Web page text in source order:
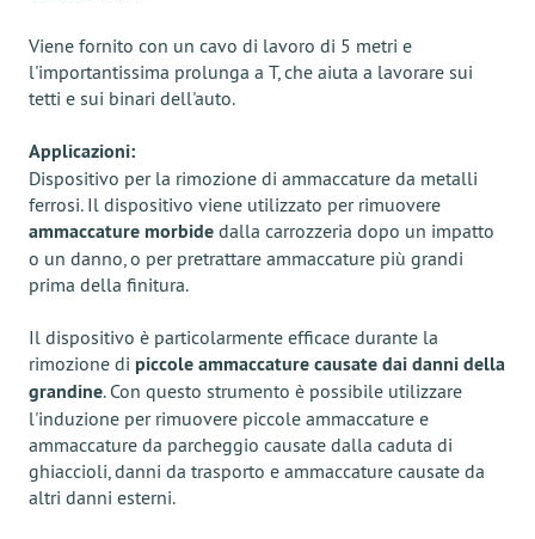
Viene fornito con un cavo di lavoro di 5 metri e
l'importantissima prolunga a T, che aiuta a lavorare sui
tetti e sui binari dell'auto.
Applicazioni:
Dispositivo per la rimozione di ammaccature da metalli
ferrosi. Il dispositivo viene utilizzato per rimuovere
ammaccature morbide dalla carrozzeria dopo un impatto
o un danno, o per pretrattare ammaccature più grandi
prima della finitura.
Il dispositivo è particolarmente efficace durante la
rimozione di piccole ammaccature causate dai danni della
grandine. Con questo strumento è possibile utilizzare
l'induzione per rimuovere piccole ammaccature e
ammaccature da parcheggio causate dalla caduta di
ghiaccioli, danni da trasporto e ammaccature causate da
altri danni esterni.